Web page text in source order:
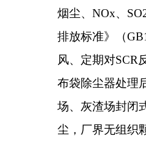
（五）严格落实
标准》（GB12523-
业企业厂界环境噪声
（六）严格落实
运输车辆应加盖苫布
于厂区渣场，定期外